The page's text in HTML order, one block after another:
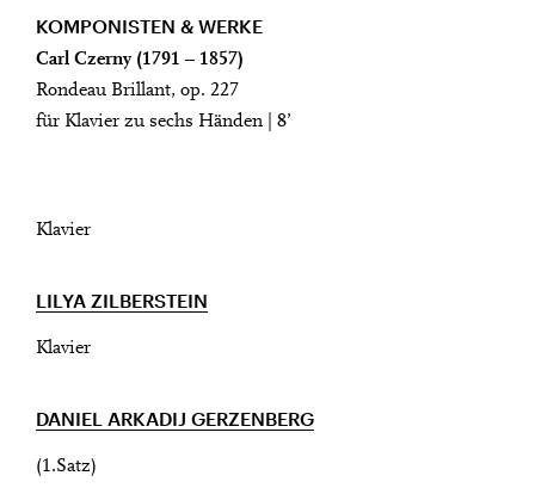
KOMPONISTEN & WERKE
Carl Czerny (1791 – 1857)
Rondeau Brillant, op. 227
für Klavier zu sechs Händen | 8’
Klavier
LILYA ZILBERSTEIN
Klavier
DANIEL ARKADIJ GERZENBERG
(1.Satz)